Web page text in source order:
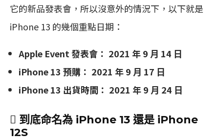
它的新品發表會，所以沒意外的情況下，以下就是
iPhone 13 的幾個重點日期：
Apple Event 發表會： 2021 年 9 月 14 日
iPhone 13 預購： 2021 年 9 月 17 日
iPhone 13 出貨時間： 2021 年 9 月 24 日
 到底命名為 iPhone 13 還是 iPhone
12S